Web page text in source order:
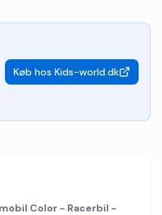
Køb hos Kids-world.dk
Color - Racerbil -